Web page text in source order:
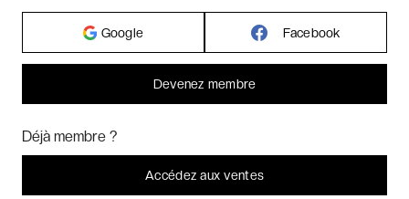
Google Facebook
Devenez membre
Déjà membre ?
Accédez aux ventes
Marketing? Vous pouvez toujours modifier ou retirer votre